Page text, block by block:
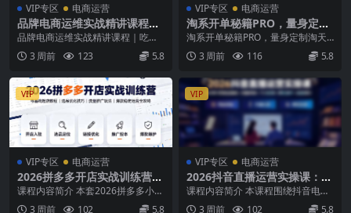
VIP专区 电商运营
品牌电商运维实战精讲课程｜
吃透电商品牌落地逻辑、穿越
行业周期、搭建长效变现运营
体系
品牌电商运维实战精讲课程｜吃透
电商品牌落地逻辑、穿越行业周
期、搭建长效变现运营体...
3 周前 123 5.8
VIP专区 电商运营
淘系开单秘籍PRO，量身定制
淘天实战陪跑计划，告别做店
迷茫、快速突破运营瓶颈期(2
0260715)
淘系开单秘籍PRO，量身定制淘天
实战陪跑计划，告别做店迷茫、快
速突破运营瓶颈期（...
3 周前 116 5.8
VIP
VIP专区 电商运营
2026拼多多开店实战训练营：
零基础起店教程｜选品优化技
巧｜流量推广玩法｜爆款稳定
课程内容简介 本套2026拼多多小白
实战课专为零基础卖家打造，覆盖
3 周前 102 5.8
VIP
VIP专区 电商运营
2026抖音直播运营实操课：从
0到1搭建直播间×流量获取×千
川投放×转化提升×复盘增长，
课程内容简介 本课程围绕抖音电商
直播真实运营场景，系统拆解直播
3 周前 102 5.8